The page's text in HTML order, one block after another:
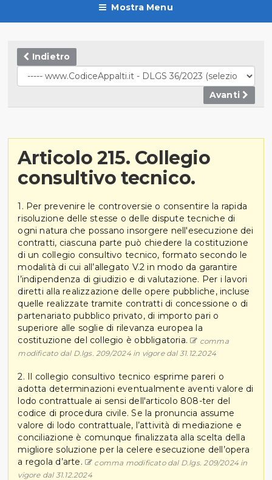
Mostra Menu
Indietro
Avanti
Articolo 215. Collegio
consultivo tecnico.
1. Per prevenire le controversie o consentire la rapida
risoluzione delle stesse o delle dispute tecniche di
ogni natura che possano insorgere nell'esecuzione dei
contratti, ciascuna parte può chiedere la costituzione
di un collegio consultivo tecnico, formato secondo le
modalità di cui all’allegato V.2 in modo da garantire
l’indipendenza di giudizio e di valutazione. Per i lavori
diretti alla realizzazione delle opere pubbliche, incluse
quelle realizzate tramite contratti di concessione o di
partenariato pubblico privato, di importo pari o
superiore alle soglie di rilevanza europea la
costituzione del collegio è obbligatoria.
comma
modificato dal D.lgs. 209/2024 in vigore dal 31.12.2024
2. Il collegio consultivo tecnico esprime pareri o
adotta determinazioni eventualmente aventi valore di
lodo contrattuale ai sensi dell'articolo 808-ter del
codice di procedura civile. Se la pronuncia assume
valore di lodo contrattuale, l’attività di mediazione e
conciliazione è comunque finalizzata alla scelta della
migliore soluzione per la celere esecuzione dell’opera
a regola d’arte.
comma modificato dal D.lgs. 209/2024 in
vigore dal 31.12.2024